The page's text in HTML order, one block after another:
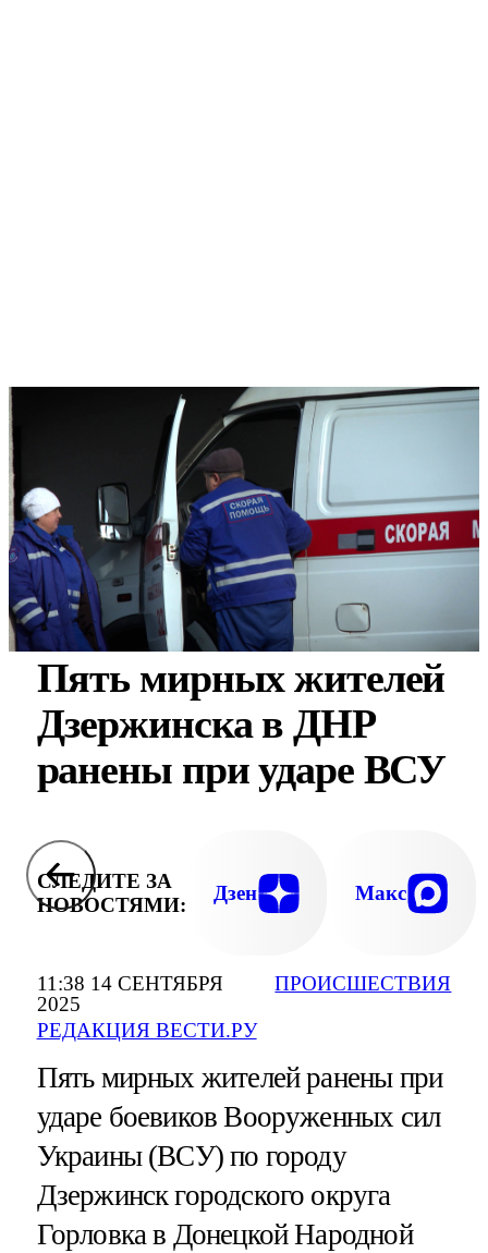
11:38 14 СЕНТЯБРЯ
2025
РЕДАКЦИЯ ВЕСТИ.РУ
ПРОИСШЕСТВИЯ
Пять мирных жителей
Дзержинска в ДНР
ранены при ударе ВСУ
СЛЕДИТЕ ЗА
НОВОСТЯМИ:
Дзен Макс
Пять мирных жителей ранены при
ударе боевиков Вооруженных сил
Украины (ВСУ) по городу
Дзержинск городского округа
Горловка в Донецкой Народной